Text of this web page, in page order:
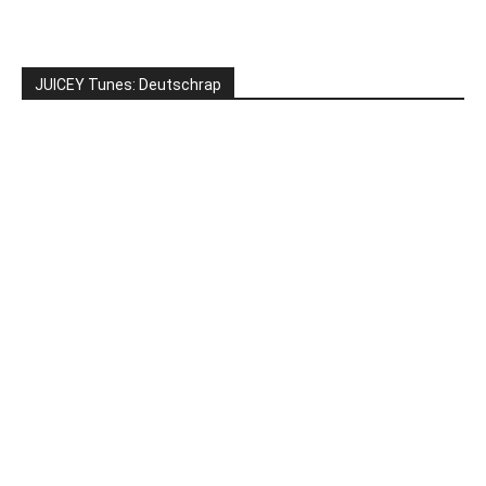
JUICEY Tunes: Deutschrap